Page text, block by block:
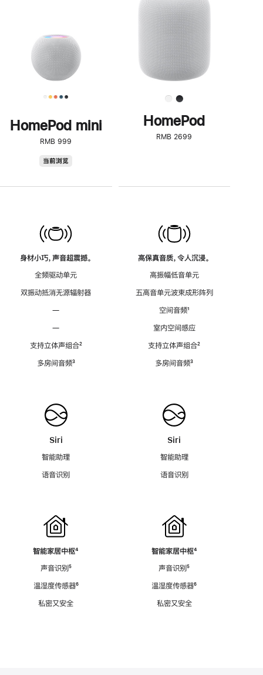
HomePod mini
RMB 999
当前浏览
身材小巧，声音超震撼。
全频驱动单元
双振动抵消无源辐射器
—
—
支持立体声组合脚
²
多房间音频脚
³
Siri
智能助理
语音识别
智能家居中枢脚
⁴
声音识别脚
⁵
温湿度传感器脚
⁶
私密又安全
了
解
HomePod<
HomePod
RMB 2699
高保真音质，令人沉浸。
高振幅低音单元
五高音单元波束成形阵列
空间音频脚
¹
室内空间感应
支持立体声组合脚
²
多房间音频脚
³
Siri
智能助理
语音识别
智能家居中枢脚
⁴
声音识别脚
⁵
温湿度传感器脚
⁶
私密又安全